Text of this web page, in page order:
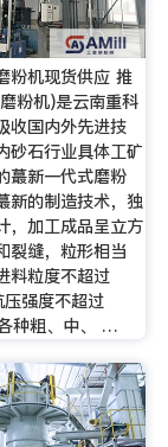
粉机现货供应 推
粉机)是云南重科
收国内外先进技
砂石行业具体工矿
蕞新一代式磨粉
新的制造技术，独
，加工成品呈立方
裂缝，粒形相当
料粒度不超过
强度不超过
种粗、中、 …